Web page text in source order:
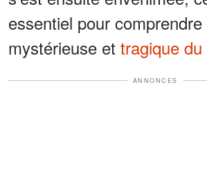
essentiel pour
mystérieuse et tragique
ANNONCES